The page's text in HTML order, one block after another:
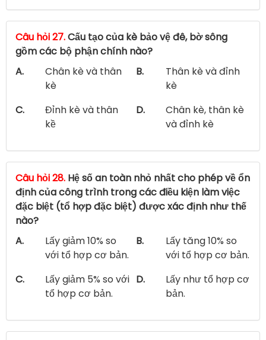
Câu hỏi 27.Cấu tạo của kè bảo vệ đê, bờ sông
gồm các bộ phận chính nào?
A.
Chân kè và thân
kè
B.
Thân kè và đỉnh
kè
C.
Đỉnh kè và thân
kề
D.
Chân kè, thân kè
và đỉnh kè
Câu hỏi 28. Hệ số an toàn nhỏ nhất cho phép về ổn
định của công trình trong các điều kiện làm việc
đặc biệt (tổ hợp đặc biệt) được xác định như thế
nào?
A.
Lấy giảm 10% so
với tổ hợp cơ bản.
B.
Lấy tăng 10% so
với tổ hợp cơ bản.
C.
Lấy giảm 5% so với
tổ hợp cơ bản.
D.
Lấy như tổ hợp cơ
bản.